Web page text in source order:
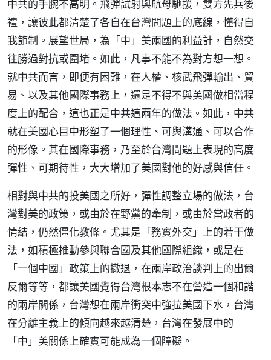
中共的手腕不高明。飛彈試射與航母馳援，雙方先兵後
禮，讓彼此都清楚了各自在台灣問題上的底線，懂得自
我節制。展望世局，為「中」美兩國的利益計，自然交
往勝過對抗或圍堵。如此，凡事不能不為對方想一想。
就中共而言，即便有困難，在人權、核武飛彈輸出、貿
易、以及其他國際事務上，還是不得不與美國做相當程
度上的配合，這也正是中共這兩年的做法。如此，中共
就在美國心目中形塑了一個理性、可與溝通、可以合作
的形像。其在國際事務，乃至於台灣問題上表現的高度
彈性、可期待性，大大增加了美國對他的好感與信任。
相對與中共的投美國之所好，彈性調整立場的做法，台
灣對美的政策，或由於在野黨的牽制，或由於當政者的
情結，仍然僵化教條。尤其是「務實外交」上的若干做
法，如積極推動參與聯合國及其他國際組織，或是在
「一個中國」政策上的撤退，在兩岸政治談判上的出爾
反爾等等，都讓美國覺得台灣根本志不在營造一個和諧
的兩岸關係，台灣想在兩岸衝突中強拉美國下水，台灣
在分離主義上的傾向越來越清楚，台灣在發展中的
「中」美關係上確實可能成為一個障礙。